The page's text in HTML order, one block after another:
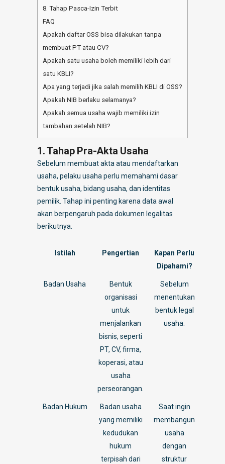
8. Tahap Pasca-Izin Terbit
FAQ
Apakah daftar OSS bisa dilakukan tanpa
membuat PT atau CV?
Apakah satu usaha boleh memiliki lebih dari
satu KBLI?
Apa yang terjadi jika salah memilih KBLI di OSS?
Apakah NIB berlaku selamanya?
Apakah semua usaha wajib memiliki izin
tambahan setelah NIB?
1. Tahap Pra-Akta Usaha
Sebelum membuat akta atau mendaftarkan
usaha, pelaku usaha perlu memahami dasar
bentuk usaha, bidang usaha, dan identitas
pemilik. Tahap ini penting karena data awal
akan berpengaruh pada dokumen legalitas
berikutnya.
Istilah Pengertian
Kapan Perlu
Dipahami?
Badan Usaha
Bentuk
organisasi
untuk
menjalankan
bisnis, seperti
PT, CV, firma,
koperasi, atau
usaha
perseorangan.
Sebelum
menentukan
bentuk legal
usaha.
Badan Hukum
Badan usaha
yang memiliki
kedudukan
hukum
terpisah dari
Saat ingin
membangun
usaha
dengan
struktur